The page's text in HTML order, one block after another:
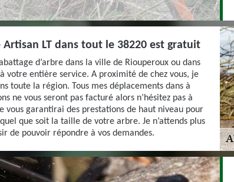
Artisan LT dans tout le 38220 est gratuit
d’arbre dans la ville de Riouperoux ou dans
votre entière service. A proximité de chez vous, je
toute la région. Tous mes déplacements dans à
ne vous seront pas facturé alors n’hésitez pas à
vous garantirai des prestations de haut niveau pour
que soit la taille de votre arbre. Je n’attends plus
de pouvoir répondre à vos demandes.